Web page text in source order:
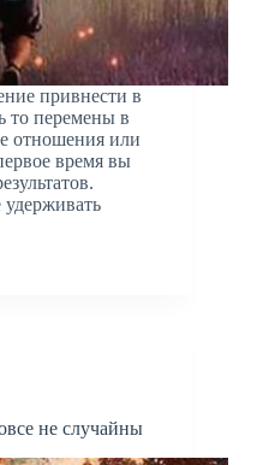
привнести в
то перемены в
отношения или
время вы
не случайны